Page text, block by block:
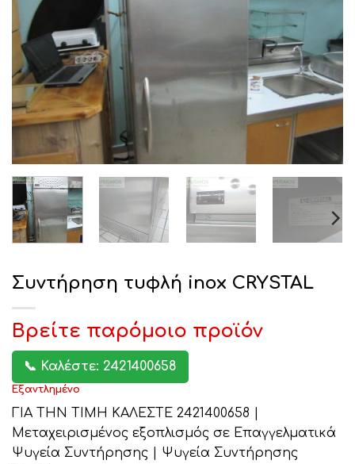
Συντήρηση τυφλή inox CRYSTAL
Βρείτε παρόμοιο προϊόν
📞 Καλέστε: 2421400658
Εξαντλημένο
ΓΙΑ ΤΗΝ ΤΙΜΗ ΚΑΛΕΣΤΕ 2421400658 |
Μεταχειρισμένος εξοπλισμός σε Επαγγελματικά
Ψυγεία Συντήρησης | Ψυγεία Συντήρησης